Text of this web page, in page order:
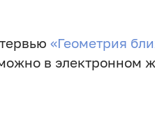
«Геометрия
в электронном